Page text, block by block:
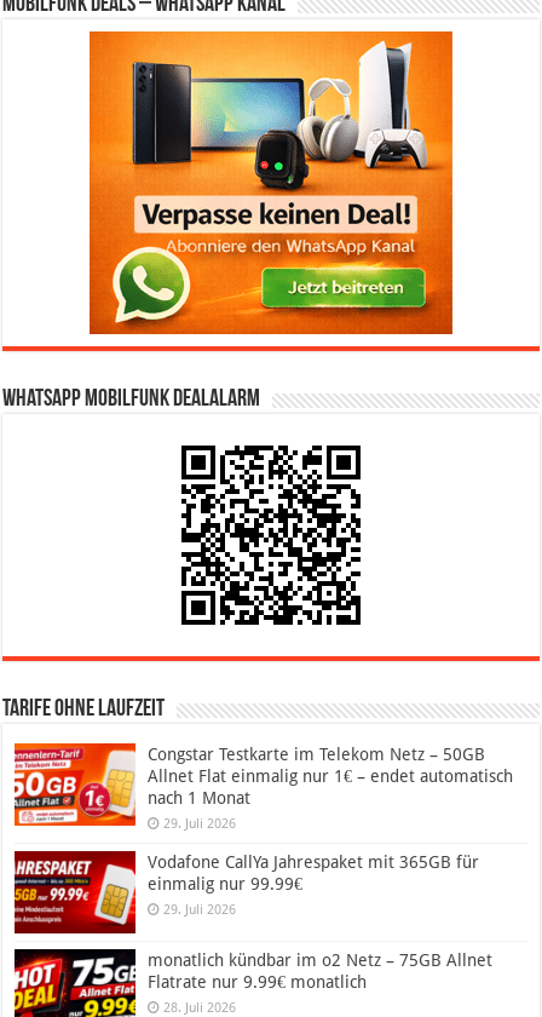
WhatsApp Mobilfunk DealAlarm
Tarife ohne Laufzeit
Congstar Testkarte im Telekom Netz – 50GB
Allnet Flat einmalig nur 1€ – endet automatisch
nach 1 Monat
29. Juli 2026
Vodafone CallYa Jahrespaket mit 365GB für
einmalig nur 99.99€
29. Juli 2026
monatlich kündbar im o2 Netz – 75GB Allnet
Flatrate nur 9.99€ monatlich
28. Juli 2026